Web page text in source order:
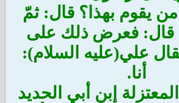
يقوم بهذا؟ قال: ثمّ
قال: فعرض ذلك على
علي(عليه السلام):
أنا.
إبن أبي الحديد